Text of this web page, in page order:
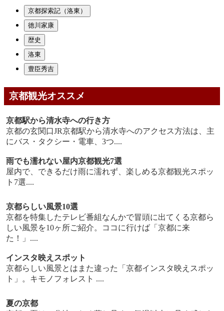
京都探索記（洛東）
徳川家康
歴史
洛東
豊臣秀吉
京都観光オススメ
京都駅から清水寺への行き方
京都の玄関口JR京都駅から清水寺へのアクセス方法は、主
にバス・タクシー・電車、3つ....
雨でも濡れない屋内京都観光7選
屋内で、できるだけ雨に濡れず、楽しめる京都観光スポッ
ト7選....
京都らしい風景10選
京都を特集したテレビ番組なんかで冒頭に出てくる京都ら
しい風景を10ヶ所ご紹介。ココに行けば「京都に来
た！」....
インスタ映えスポット
京都らしい風景とはまた違った「京都インスタ映えスポッ
ト」。キモノフォレスト ....
夏の京都